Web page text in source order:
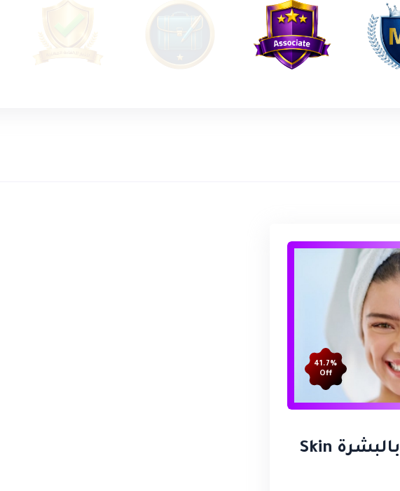
41.7%
Off
دورة العناية بالبشرة Skin